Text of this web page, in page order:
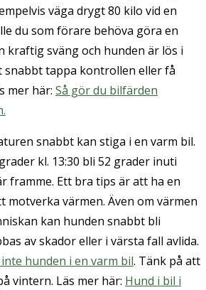
väga drygt 80 kilo vid en
du som förare behöva göra en
kraftig sväng och hunden är lös i
snabbt tappa kontrollen eller få
mer här: Så gör du bilfärden
snabbt kan stiga i en varm bil.
kl. 13:30 bli 52 grader inuti
framme. Ett bra tips är att ha en
motverka värmen. Även om värmen
kan hunden snabbt bli
av skador eller i värsta fall avlida.
hunden i en varm bil. Tänk på att
vintern. Läs mer här: Hund i bil i